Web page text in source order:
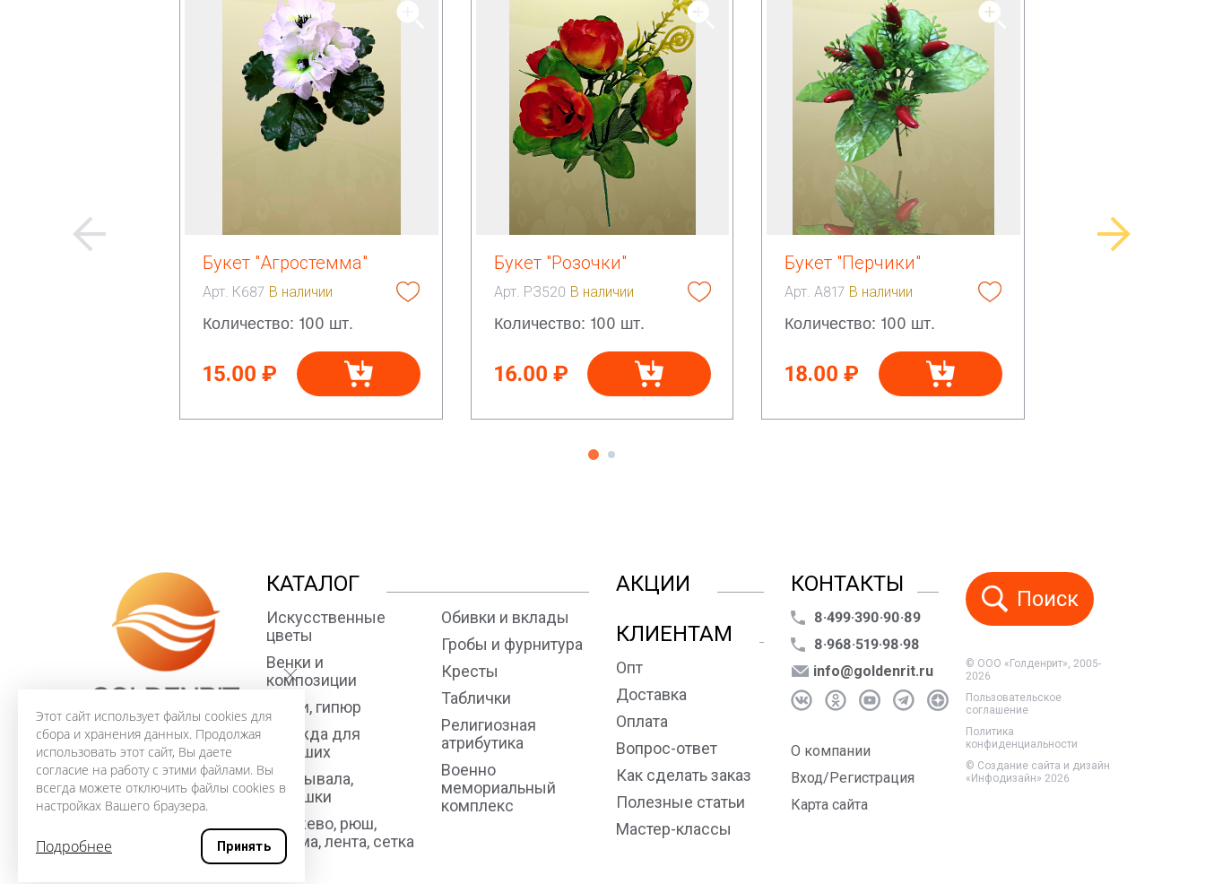
Букет "Агростемма"
Арт. К687 В наличии
Количество: 100 шт.
15.00 ₽
Букет "Розочки"
Арт. РЗ520 В наличии
Количество: 100 шт.
16.00 ₽
Букет "Перчики"
Арт. А817 В наличии
Количество: 100 шт.
18.00 ₽
КАТАЛОГ
Искусственные
цветы
Венки и
композиции
Ткани, гипюр
Одежда для
усопших
Покрывала,
подушки
Кружево, рюш,
тесьма, лента, сетка
Обивки и вклады
Гробы и фурнитура
Кресты
Таблички
Религиозная
атрибутика
Военно
мемориальный
комплекс
АКЦИИ
КЛИЕНТАМ
Опт
Доставка
Оплата
Вопрос-ответ
Как сделать заказ
Полезные статьи
Мастер-классы
КОНТАКТЫ
8·499·390·90·89
8·968·519·98·98
info@goldenrit.ru
О компании
Вход/Регистрация
Карта сайта
Поиск
© ООО «Голденрит», 2005-
2026
Пользовательское
соглашение
Политика
конфиденциальности
© Создание сайта и дизайн
«Инфодизайн» 2026
Этот сайт использует файлы cookies для
сбора и хранения данных. Продолжая
использовать этот сайт, Вы даете
согласие на работу с этими файлами. Вы
всегда можете отключить файлы cookies в
настройках Вашего браузера.
Подробнее Принять